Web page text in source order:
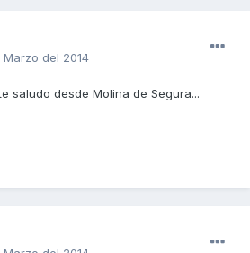
Marzo del 2014
saludo desde Molina de Segura...